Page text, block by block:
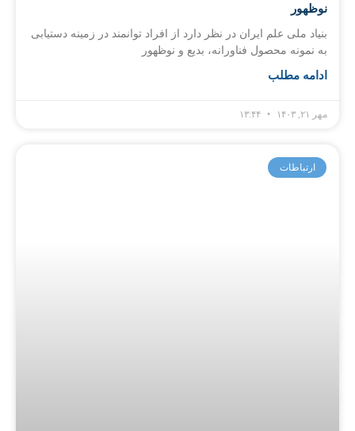
نوظهور
بنیاد ملی علم ایران در نظر دارد از افراد توانمند در زمینه دستیابی
به نمونه محصول فناورانه، بدیع و نوظهور
ادامه مطلب
مهر ۲۱, ۱۴۰۳
ارتباطات